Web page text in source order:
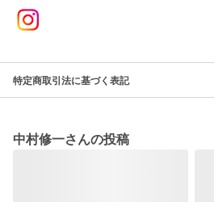
特定商取引法に基づく表記
中村修一さんの投稿